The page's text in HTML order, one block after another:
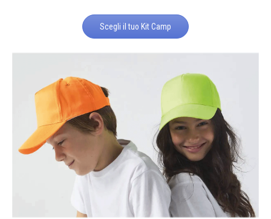
Scegli il tuo Kit Camp